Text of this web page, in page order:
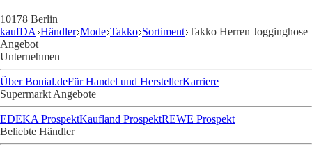
10178 Berlin
kaufDA Händler Mode Takko Sortiment Takko Herren Jogginghose
Angebot
Unternehmen
Über Bonial.deFür Handel und HerstellerKarriere
Supermarkt Angebote
EDEKA ProspektKaufland ProspektREWE Prospekt
Beliebte Händler